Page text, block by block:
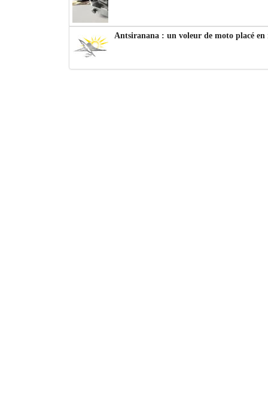
Antsiranana : un voleur de moto placé en